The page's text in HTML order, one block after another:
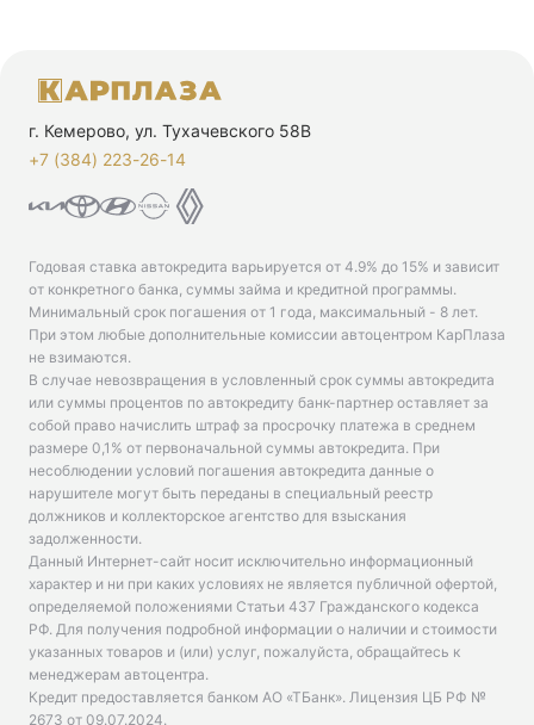
г. Кемерово, ул. Тухачевского 58В
+7 (384) 223-26-14‬
Годовая ставка автокредита варьируется от 4.9% до 15% и зависит
от конкретного банка, суммы займа и кредитной программы.
Минимальный срок погашения от 1 года, максимальный - 8 лет.
При этом любые дополнительные комиссии автоцентром КарПлаза
не взимаются.
В случае невозвращения в условленный срок суммы автокредита
или суммы процентов по автокредиту банк-партнер оставляет за
собой право начислить штраф за просрочку платежа в среднем
размере 0,1% от первоначальной суммы автокредита. При
несоблюдении условий погашения автокредита данные о
нарушителе могут быть переданы в специальный реестр
должников и коллекторское агентство для взыскания
задолженности.
Данный Интернет-сайт носит исключительно информационный
характер и ни при каких условиях не является публичной офертой,
определяемой положениями Статьи 437 Гражданского кодекса
РФ. Для получения подробной информации о наличии и стоимости
указанных товаров и (или) услуг, пожалуйста, обращайтесь к
менеджерам автоцентра.
Кредит предоставляется банком АО «ТБанк». Лицензия ЦБ РФ №
2673 от 09.07.2024.